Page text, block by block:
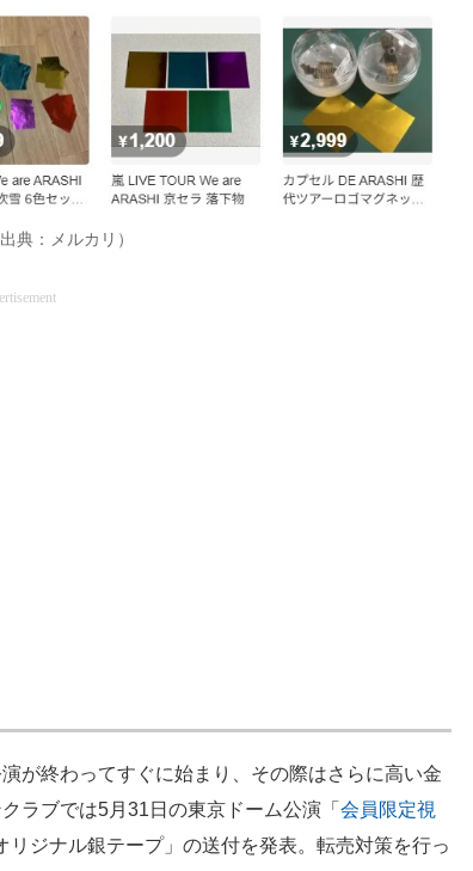
典：メルカリ）
が終わってすぐに始まり、その際はさらに高い金
ラブでは5月31日の東京ドーム公演「 会員限定視
リジナル銀テープ」の送付を発表。転売対策を行っ